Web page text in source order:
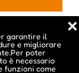
garantire il
e migliorare
poter
è necessario
funzioni come
❌